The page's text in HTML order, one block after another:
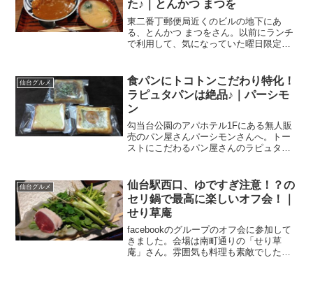
た♪｜とんかつ まつを
東二番丁郵便局近くのビルの地下にあ
る、とんかつ まつをさん。以前にランチ
で利用して、気になっていた曜日限定メ
んかつ店仙台って、何気にトンカツの名
店って多くないですか？...
仙台グルメ
食パンにトコトンこだわり特化！
ラピュタパンは絶品♪｜パーシモ
ン
勾当台公園のアパホテル1Fにある無人販
売のパン屋さんパーシモンさんへ。トー
ストにこだわるパン屋さんのラピュタパ
道、自転車でアパホテル〈仙台勾当台公
園〉の前を通りかかりま...
仙台グルメ
仙台駅西口、ゆですぎ注意！？の
セリ鍋で最高に楽しいオフ会！｜
せり草庵
facebookのグループのオフ会に参加して
きました。会場は南町通りの「せり草
庵」さん。雰囲気も料理も素敵でした